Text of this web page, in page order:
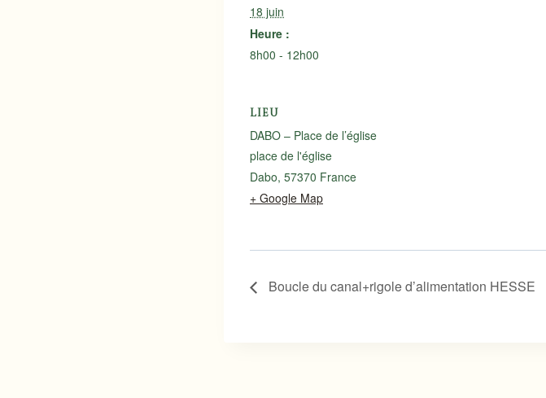
18 juin
Heure :
8h00 - 12h00
LIEU
DABO – Place de l’église
place de l'église
Dabo, 57370 France
+ Google Map
Boucle du canal+rigole d’alimentation HESSE